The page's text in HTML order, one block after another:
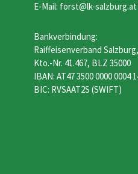
E-Mail: forst@lk-salzburg.at
Bankverbindung:
Raiffeisenverband Salzburg,
Kto.-Nr. 41.467, BLZ 35000
IBAN: AT47 3500 0000 0004
BIC: RVSAAT2S (SWIFT)